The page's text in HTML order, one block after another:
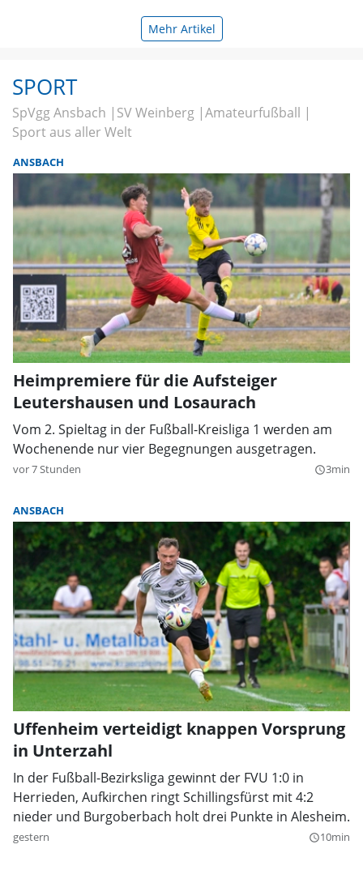
Mehr Artikel
SPORT
SpVgg Ansbach SV Weinberg Amateurfußball
Sport aus aller Welt
ANSBACH
Heimpremiere für die Aufsteiger
Leutershausen und Losaurach
Vom 2. Spieltag in der Fußball-Kreisliga 1 werden am
Wochenende nur vier Begegnungen ausgetragen.
vor 7 Stunden query_builder3min
ANSBACH
Uffenheim verteidigt knappen Vorsprung
in Unterzahl
In der Fußball-Bezirksliga gewinnt der FVU 1:0 in
Herrieden, Aufkirchen ringt Schillingsfürst mit 4:2
nieder und Burgoberbach holt drei Punkte in Alesheim.
gestern query_builder10min